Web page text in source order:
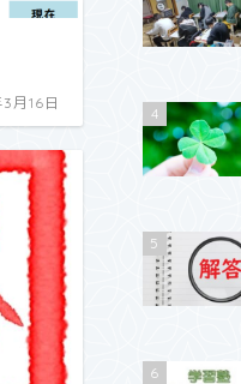
月16日
4
5
6